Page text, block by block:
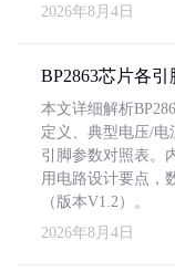
2026年8月4日
BP2863芯片各引
本文详细解析
定义、典型电压/
引脚参数对照表。
用电路设计要点，
（版本V1.2）。
2026年8月4日